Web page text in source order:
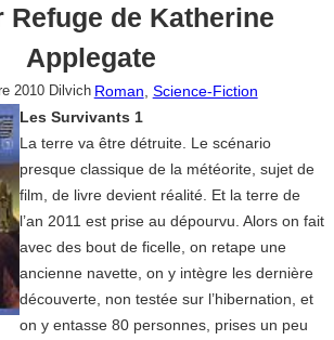
Refuge de Katherine
Applegate
2010 Dilvich Roman Science-Fiction
Les Survivants 1
La terre va être détruite. Le scénario
presque classique de la météorite, sujet de
film, de livre devient réalité. Et la terre de
l’an 2011 est prise au dépourvu. Alors on fait
avec des bout de ficelle, on retape une
ancienne navette, on y intègre les dernière
découverte, non testée sur l’hibernation, et
on y entasse 80 personnes, prises un peu